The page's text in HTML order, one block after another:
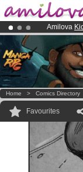
Amilova
Already
Premium
Home > Comics Directory
Favourites